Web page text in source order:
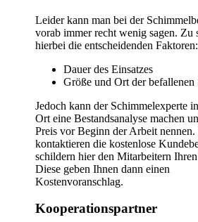
Leider kann man bei der
vorab immer recht wenig sagen. Zu
hierbei die entscheidenden Faktoren:
Dauer des Einsatzes
Größe und Ort der befallenen
Jedoch kann der Schimmelexperte
Ort eine Bestandsanalyse machen
Preis vor Beginn der Arbeit nennen.
kontaktieren die kostenlose
schildern hier den Mitarbeitern
Diese geben Ihnen dann einen
Kostenvoranschlag.
Kooperationspartner